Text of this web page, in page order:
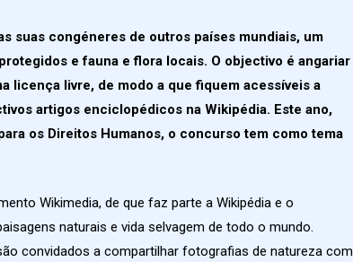
suas congéneres de outros países mundiais, um
e fauna e flora locais. O objectivo é angariar
licença livre, de modo a que fiquem acessíveis a
artigos enciclopédicos na Wikipédia. Este ano,
os Direitos Humanos, o concurso tem como tema
Wikimedia, de que faz parte a Wikipédia e o
naturais e vida selvagem de todo o mundo.
convidados a compartilhar fotografias de natureza com